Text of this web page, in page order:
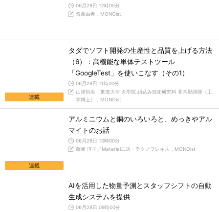
06月28日 12時00分
齊藤由希，MONOist
連載
タダでソフト開発の生産性と品質を上げる方法
（6）：高機能な単体テストツール
「GoogleTest」を使いこなす（その1）
06月28日 11時00分
山浦恒央 東海大学 大学院 組込み技術研究科 非常勤講師（工
学博士），MONOist
連載
アルミニウムと銅のいろいろと、めっきやアル
マイトのお話
06月28日 10時00分
藤崎 淳子／Material工房・テクノフレキス，MONOist
AIを活用した物量予測とスタッフシフトの自動
生成システムを提供
06月28日 09時00分